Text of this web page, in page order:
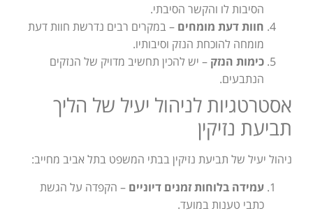
הסיבות לו והקשר הסיבתי.
חוות דעת מומחים – במקרים רבים נדרשת חוות דעת
מומחה להוכחת הנזק וסיבותיו.
כימות הנזק – יש להכין תחשיב מדויק של הנזקים
הנתבעים.
אסטרטגיות לניהול יעיל של הליך
תביעת נזיקין
ניהול יעיל של תביעת נזיקין בבתי המשפט בתל אביב מחייב:
עמידה בלוחות זמנים דיוניים – הקפדה על הגשת
כתבי טענות במועד.